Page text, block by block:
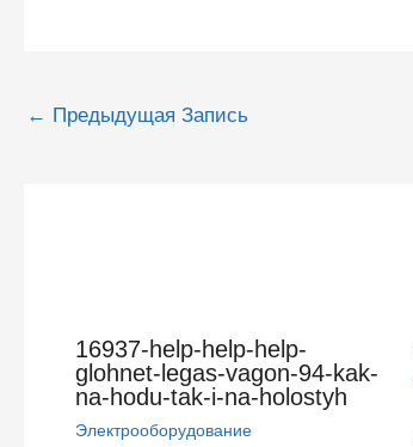
Навигация
← Предыдущая Запись
16937-help-help-help-
glohnet-legas-vagon-94-kak-
na-hodu-tak-i-na-holostyh
Электрооборудование